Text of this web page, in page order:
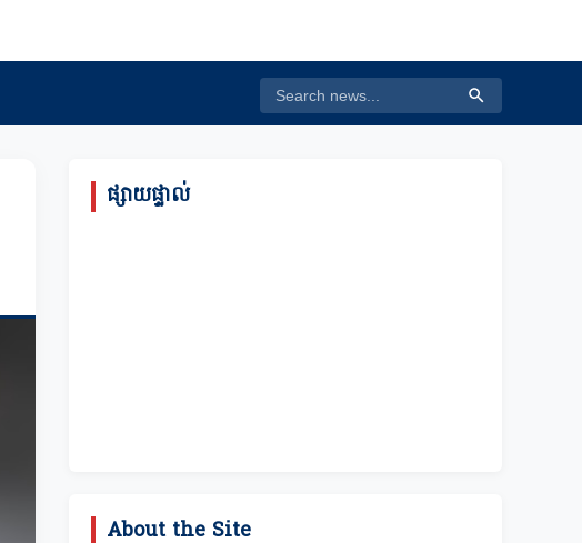
ផ្សាយផ្ទាល់
About the Site